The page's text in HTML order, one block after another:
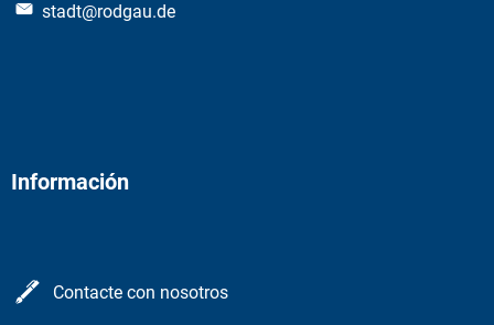
stadt@rodgau.de
Información
Contacte con nosotros